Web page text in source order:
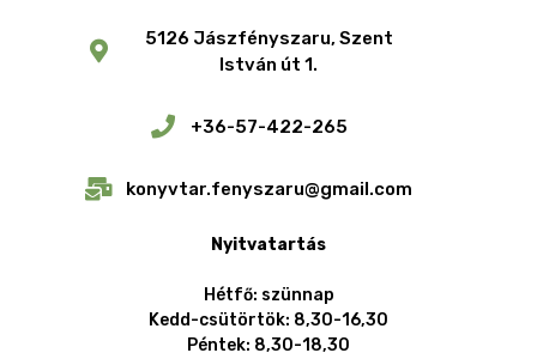
5126 Jászfényszaru, Szent
István út 1.
+36-57-422-265
konyvtar.fenyszaru@gmail.com
Nyitvatartás
Hétfő: szünnap
Kedd-csütörtök: 8,30-16,30
Péntek: 8,30-18,30